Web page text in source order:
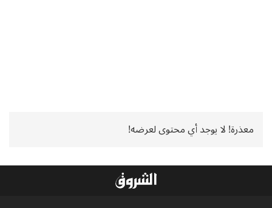
معذرة! لا يوجد أي محتوى لعرضه!